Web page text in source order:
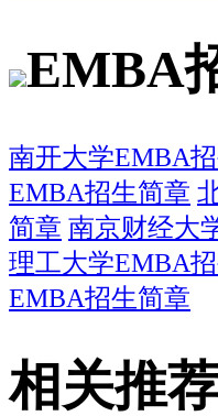
EMBA
南开大学EMBA
EMBA招生简章
简章 南京财经大
理工大学EMBA
EMBA招生简章
相关推